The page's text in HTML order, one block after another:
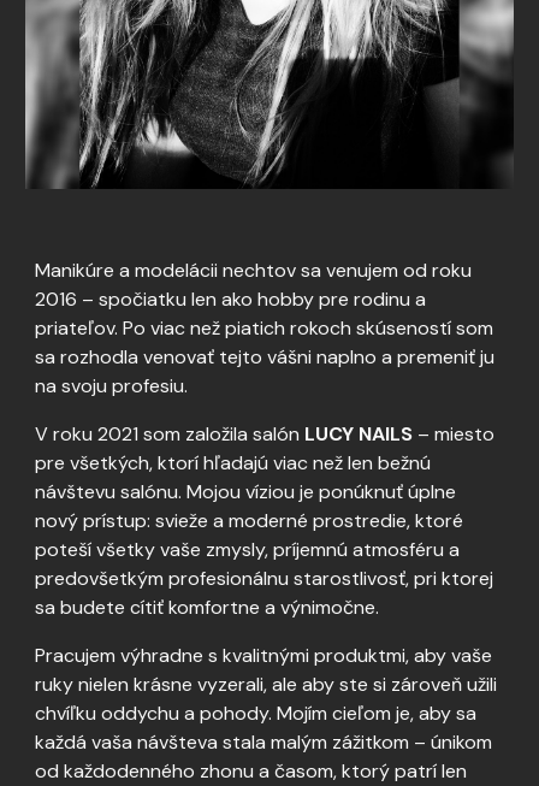
Manikúre a modelácii nechtov sa venujem od roku
2016 – spočiatku len ako hobby pre rodinu a
priateľov. Po viac než piatich rokoch skúseností som
sa rozhodla venovať tejto vášni naplno a premeniť ju
na svoju profesiu.
V roku 2021 som založila salón LUCY NAILS – miesto
pre všetkých, ktorí hľadajú viac než len bežnú
návštevu salónu. Mojou víziou je ponúknuť úplne
nový prístup: svieže a moderné prostredie, ktoré
poteší všetky vaše zmysly, príjemnú atmosféru a
predovšetkým profesionálnu starostlivosť, pri ktorej
sa budete cítiť komfortne a výnimočne.
Pracujem výhradne s kvalitnými produktmi, aby vaše
ruky nielen krásne vyzerali, ale aby ste si zároveň užili
chvíľku oddychu a pohody. Mojím cieľom je, aby sa
každá vaša návšteva stala malým zážitkom – únikom
od každodenného zhonu a časom, ktorý patrí len